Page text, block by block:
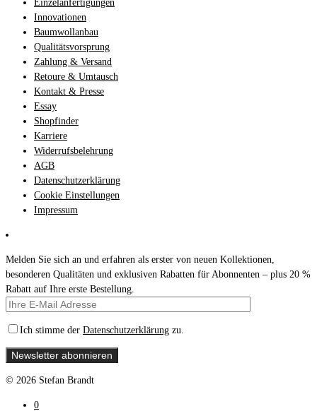
Einzelanfertigungen
Innovationen
Baumwollanbau
Qualitätsvorsprung
Zahlung & Versand
Retoure & Umtausch
Kontakt & Presse
Essay
Shopfinder
Karriere
Widerrufsbelehrung
AGB
Datenschutzerklärung
Cookie Einstellungen
Impressum
Melden Sie sich an und erfahren als erster von neuen Kollektionen,
besonderen Qualitäten und exklusiven Rabatten für Abonnenten – plus 20 %
Rabatt auf Ihre erste Bestellung.
Ich stimme der Datenschutzerklärung zu.
© 2026 Stefan Brandt
0